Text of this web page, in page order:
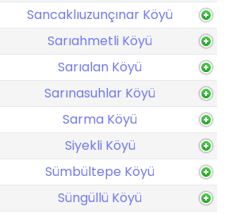
Sancaklıuzunçınar Köyü
Sarıahmetli Köyü
Sarıalan Köyü
Sarınasuhlar Köyü
Sarma Köyü
Siyekli Köyü
Sümbültepe Köyü
Süngüllü Köyü